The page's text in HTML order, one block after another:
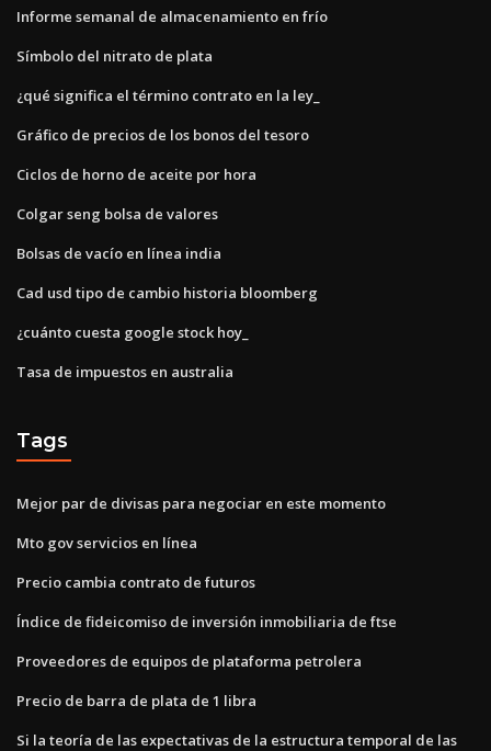
Informe semanal de almacenamiento en frío
Símbolo del nitrato de plata
¿qué significa el término contrato en la ley_
Gráfico de precios de los bonos del tesoro
Ciclos de horno de aceite por hora
Colgar seng bolsa de valores
Bolsas de vacío en línea india
Cad usd tipo de cambio historia bloomberg
¿cuánto cuesta google stock hoy_
Tasa de impuestos en australia
Tags
Mejor par de divisas para negociar en este momento
Mto gov servicios en línea
Precio cambia contrato de futuros
Índice de fideicomiso de inversión inmobiliaria de ftse
Proveedores de equipos de plataforma petrolera
Precio de barra de plata de 1 libra
Si la teoría de las expectativas de la estructura temporal de las